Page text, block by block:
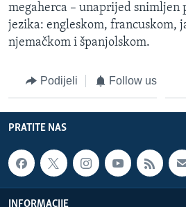
PRATITE NAS
Jezici
megaherca – unaprijed snimljen
jezika: engleskom, francuskom,
njemačkom i španjolskom.
Podijeli Follow us
PRATITE NAS
INFORMACIJE